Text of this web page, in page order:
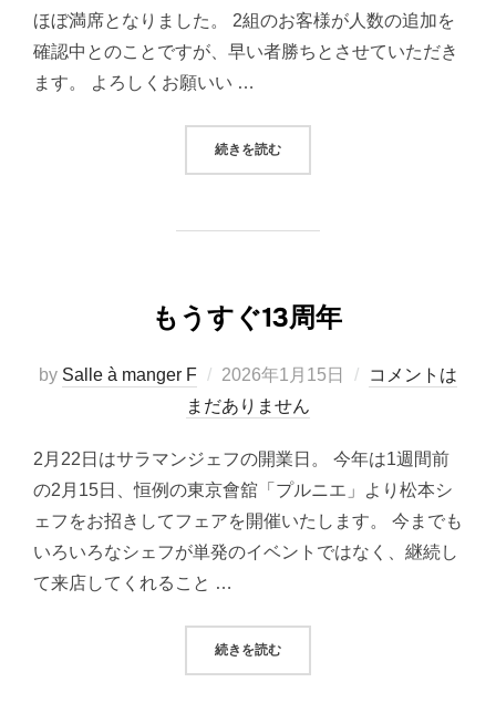
ほぼ満席となりました。 2組のお客様が人数の追加を
確認中とのことですが、早い者勝ちとさせていただき
ます。 よろしくお願いい …
続きを読む“お急ぎください”
もうすぐ13周年
by Salle à manger F
投
稿
2026年1月15日
コメントは
まだありません
2月22日はサラマンジェフの開業日。 今年は1週間前
の2月15日、恒例の東京會舘「プルニエ」より松本シ
ェフをお招きしてフェアを開催いたします。 今までも
いろいろなシェフが単発のイベントではなく、継続し
て来店してくれること …
続きを読む“もうすぐ13周年”